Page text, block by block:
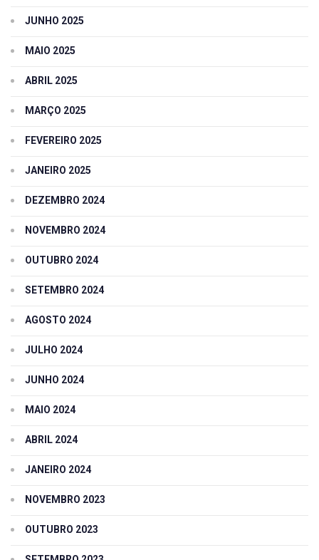
JUNHO 2025
MAIO 2025
ABRIL 2025
MARÇO 2025
FEVEREIRO 2025
JANEIRO 2025
DEZEMBRO 2024
NOVEMBRO 2024
OUTUBRO 2024
SETEMBRO 2024
AGOSTO 2024
JULHO 2024
JUNHO 2024
MAIO 2024
ABRIL 2024
JANEIRO 2024
NOVEMBRO 2023
OUTUBRO 2023